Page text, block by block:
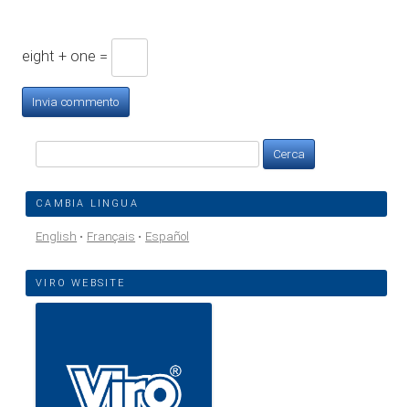
eight + one =
per:
CAMBIA LINGUA
English Français Español
VIRO WEBSITE